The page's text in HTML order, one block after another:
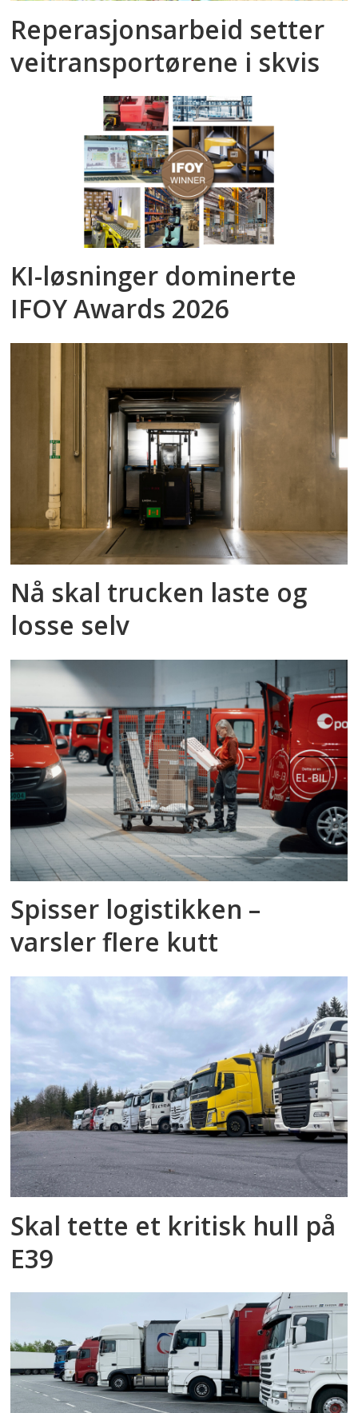
Reperasjonsarbeid setter
veitransportørene i skvis
KI-løsninger dominerte
IFOY Awards 2026
Nå skal trucken laste og
losse selv
Spisser logistikken –
varsler flere kutt
Skal tette et kritisk hull på
E39